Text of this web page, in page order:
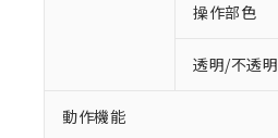
操作部色
透明/不透明
動作機能